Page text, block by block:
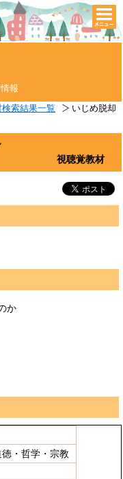
報
索結果一覧
いじめ脱却
視聴覚教材
か
・哲学・宗教